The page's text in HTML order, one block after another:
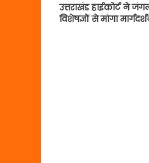
उत्तराखंड हाईकोर्ट ने
विशेषज्ञों से मांगा